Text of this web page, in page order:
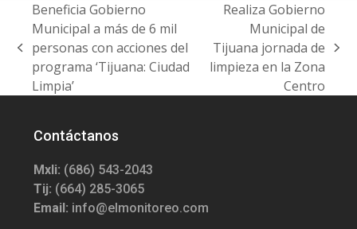
previous
post:
Beneficia Gobierno
Municipal a más de 6 mil
personas con acciones del
programa ‘Tijuana: Ciudad
Limpia’
next
post:
Realiza Gobierno
Municipal de
Tijuana jornada de
limpieza en la Zona
Centro
Contáctanos
Mxli: (686) 543-2043
Tij: (664) 285-3065
Email: info@elmonitoreo.com